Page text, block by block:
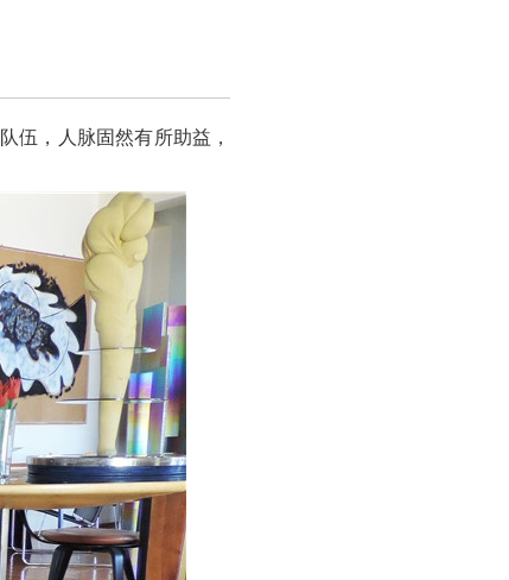
伍，人脉固然有所助益，